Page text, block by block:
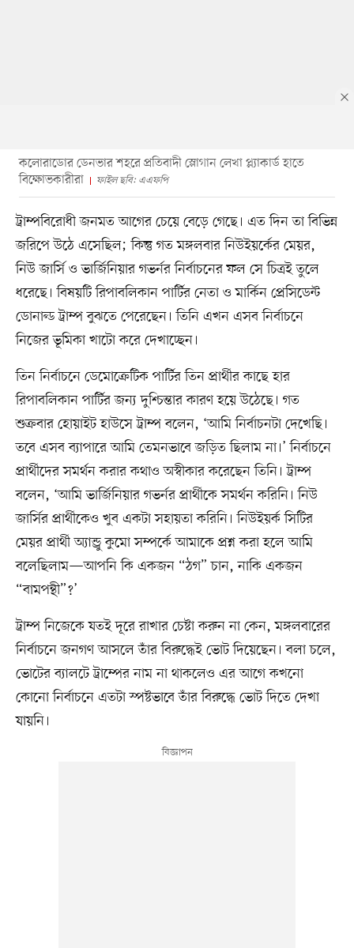
কলোরাডোর ডেনভার শহরে প্রতিবাদী স্লোগান লেখা প্ল্যাকার্ড হাতে
বিক্ষোভকারীরা
ফাইল ছবি: এএফপি
ট্রাম্পবিরোধী জনমত আগের চেয়ে বেড়ে গেছে। এত দিন তা বিভিন্ন
জরিপে উঠে এসেছিল; কিন্তু গত মঙ্গলবার নিউইয়র্কের মেয়র,
নিউ জার্সি ও ভার্জিনিয়ার গভর্নর নির্বাচনের ফল সে চিত্রই তুলে
ধরেছে। বিষয়টি রিপাবলিকান পার্টির নেতা ও মার্কিন প্রেসিডেন্ট
ডোনাল্ড ট্রাম্প বুঝতে পেরেছেন। তিনি এখন এসব নির্বাচনে
নিজের ভূমিকা খাটো করে দেখাচ্ছেন।
তিন নির্বাচনে ডেমোক্রেটিক পার্টির তিন প্রার্থীর কাছে হার
রিপাবলিকান পার্টির জন্য দুশ্চিন্তার কারণ হয়ে উঠেছে। গত
শুক্রবার হোয়াইট হাউসে ট্রাম্প বলেন, ‘আমি নির্বাচনটা দেখেছি।
তবে এসব ব্যাপারে আমি তেমনভাবে জড়িত ছিলাম না।’ নির্বাচনে
প্রার্থীদের সমর্থন করার কথাও অস্বীকার করেছেন তিনি। ট্রাম্প
বলেন, ‘আমি ভার্জিনিয়ার গভর্নর প্রার্থীকে সমর্থন করিনি। নিউ
জার্সির প্রার্থীকেও খুব একটা সহায়তা করিনি। নিউইয়র্ক সিটির
মেয়র প্রার্থী অ্যান্ড্রু কুমো সম্পর্কে আমাকে প্রশ্ন করা হলে আমি
বলেছিলাম—আপনি কি একজন “ঠগ” চান, নাকি একজন
“বামপন্থী”?’
ট্রাম্প নিজেকে যতই দূরে রাখার চেষ্টা করুন না কেন, মঙ্গলবারের
নির্বাচনে জনগণ আসলে তাঁর বিরুদ্ধেই ভোট দিয়েছেন। বলা চলে,
ভোটের ব্যালটে ট্রাম্পের নাম না থাকলেও এর আগে কখনো
কোনো নির্বাচনে এতটা স্পষ্টভাবে তাঁর বিরুদ্ধে ভোট দিতে দেখা
যায়নি।